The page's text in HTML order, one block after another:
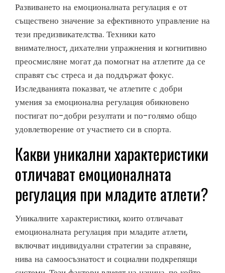
Развиването на емоционалната регулация е от
съществено значение за ефективното управление на
тези предизвикателства. Техники като
внимателност, дихателни упражнения и когнитивно
преосмисляне могат да помогнат на атлетите да се
справят със стреса и да поддържат фокус.
Изследванията показват, че атлетите с добри
умения за емоционална регулация обикновено
постигат по-добри резултати и по-голямо общо
удовлетворение от участието си в спорта.
Какви уникални характеристики
отличават емоционалната
регулация при младите атлети?
Уникалните характеристики, които отличават
емоционалната регулация при младите атлети,
включват индивидуални стратегии за справяне,
нива на самоосъзнатост и социални подкрепящи